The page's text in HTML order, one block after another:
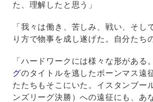
た、理解したと思う」
「我々は働き、苦しみ、戦い、そし
り方で物事を成し遂げた。自分たち
「ハードワークには様々な形がある。
グのタイトルを逃したボーンマス遠
たたちもそこにいた。イスタンブー
ンズリーグ決勝）への遠征にも、あ